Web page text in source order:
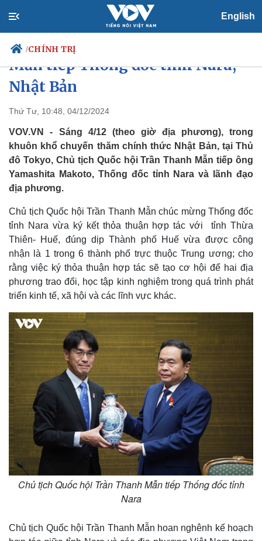
English
/CHÍNH TRỊ
Chính trị
Tổ chức nhân sự
Quốc hội
Nhận diện sự thật
Tin 24h
Dự báo thời tiết
Giáo dục
Dấu ấn VOV
Việc làm
Chủ tịch Quốc hội Trần Thanh
Mẫn tiếp Thống đốc tỉnh Nara,
Nhật Bản
Thứ Tư, 10:48, 04/12/2024
VOV.VN - Sáng 4/12 (theo giờ địa phương), trong
khuôn khổ chuyến thăm chính thức Nhật Bản, tại Thủ
đô Tokyo, Chủ tịch Quốc hội Trần Thanh Mẫn tiếp ông
Yamashita Makoto, Thống đốc tỉnh Nara và lãnh đạo
địa phương.
Chủ tịch Quốc hội Trần Thanh Mẫn chúc mừng Thống đốc
tỉnh Nara vừa ký kết thỏa thuận hợp tác với tỉnh Thừa
Thiên- Huế, đúng dịp Thành phố Huế vừa được công
nhận là 1 trong 6 thành phố trực thuộc Trung ương; cho
rằng việc ký thỏa thuận hợp tác sẽ tạo cơ hội để hai địa
phương trao đổi, học tập kinh nghiệm trong quá trình phát
triển kinh tế, xã hội và các lĩnh vực khác.
Chủ tịch Quốc hội Trần Thanh Mẫn tiếp Thống đốc tỉnh
Nara
Chủ tịch Quốc hội Trần Thanh Mẫn hoan nghênh kế hoạch